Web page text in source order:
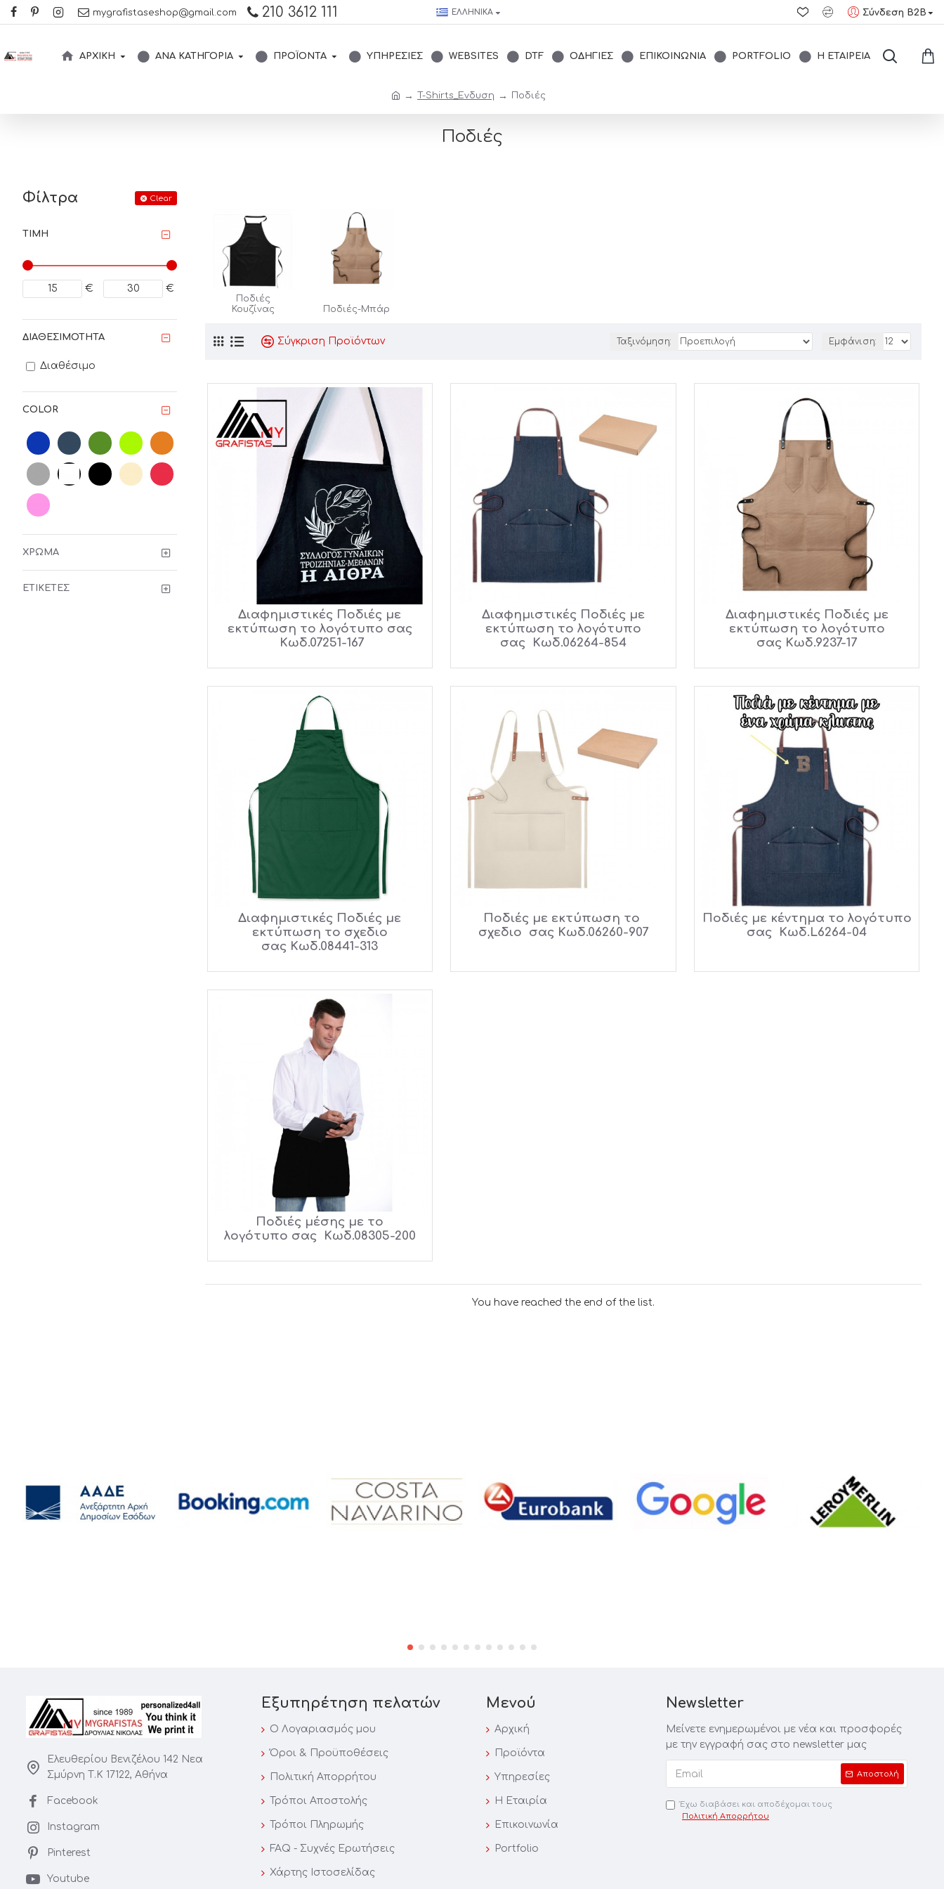
mygrafistaseshop@gmail.com 210 3612 111 ΕΛΛΗΝΙΚΆ Σύνδεση B2B
ΑΡΧΙΚΉ ΑΝΆ ΚΑΤΗΓΟΡΊΑ ΠΡΟΪΌΝΤΑ ΥΠΗΡΕΣΊΕΣ WEBSITES DTF ΟΔΗΓΊΕΣ ΕΠΙΚΟΙΝΩΝΊΑ PORTFOLIO Η ΕΤΑΙΡΕΊΑ
T-Shirts_Ενδυση Ποδιές
Ποδιές
Φίλτρα Clear
ΤΙΜΉ
€ €
COLOR
ΧΡΏΜΑ
ΕΤΙΚΈΤΕΣ
ΔΙΑΘΕΣΙΜΌΤΗΤΑ
Διαθέσιμο
Ποδιές
Κουζίνας
Ποδιές-Μπάρ
Σύγκριση Προϊόντων Ταξινόμηση: Εμφάνιση:
Διαφημιστικές Ποδιές με
εκτύπωση το λογότυπο σας
Κωδ.07251-167
Διαφημιστικές Ποδιές με
εκτύπωση το λογότυπο
σας Κωδ.06264-854
Διαφημιστικές Ποδιές με
εκτύπωση το λογότυπο
σας Κωδ.9237-17
Διαφημιστικές Ποδιές με
εκτύπωση το σχεδιο
σας Κωδ.08441-313
Ποδιές με εκτύπωση το
σχεδιο σας Κωδ.06260-907
Ποδιές με κέντημα το λογότυπο
σας Κωδ.L6264-04
Ποδιές μέσης με το
λογότυπο σας Κωδ.08305-200
You have reached the end of the list.
Ελευθερίου Βενιζέλου 142 Νεα
Σμύρνη Τ.Κ 17122, Αθήνα
Facebook
Instagram
Pinterest
Youtube
Εξυπηρέτηση πελατών
Ο Λογαριασμός μου
Όροι & Προϋποθέσεις
Πολιτική Απορρήτου
Τρόποι Αποστολής
Τρόποι Πληρωμής
FAQ - Συχνές Ερωτήσεις
Χάρτης Iστοσελίδας
Μενού
Αρχική
Προϊόντα
Υπηρεσίες
Η Εταιρία
Επικοινωνία
Portfolio
Newsletter
Μείνετε ενημερωμένοι με νέα και προσφορές
με την εγγραφή σας στο newsletter μας
Αποστολή
Έχω διαβάσει και αποδέχομαι τους
Πολιτική Απορρήτου